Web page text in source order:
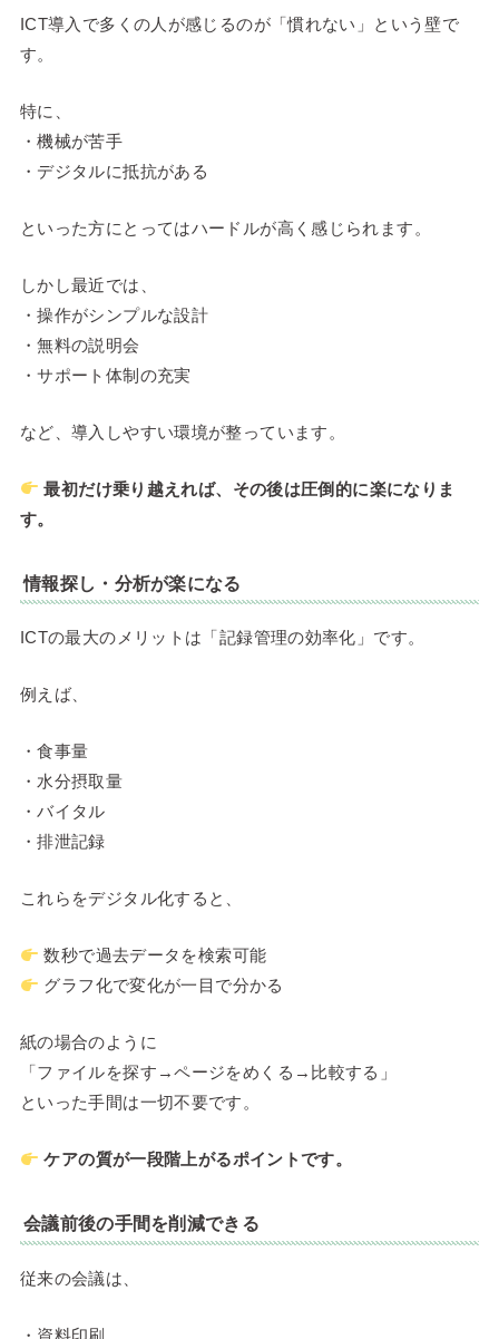
ICT導入で多くの人が感じるのが「慣れない」という壁で
す。
特に、
・機械が苦手
・デジタルに抵抗がある
といった方にとってはハードルが高く感じられます。
しかし最近では、
・操作がシンプルな設計
・無料の説明会
・サポート体制の充実
など、導入しやすい環境が整っています。
最初だけ乗り越えれば、その後は圧倒的に楽になりま
す。
情報探し・分析が楽になる
ICTの最大のメリットは「記録管理の効率化」です。
例えば、
・食事量
・水分摂取量
・バイタル
・排泄記録
これらをデジタル化すると、
数秒で過去データを検索可能
グラフ化で変化が一目で分かる
紙の場合のように
「ファイルを探す→ページをめくる→比較する」
といった手間は一切不要です。
ケアの質が一段階上がるポイントです。
会議前後の手間を削減できる
従来の会議は、
・資料印刷